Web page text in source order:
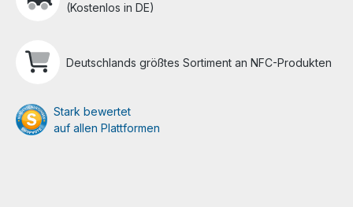
(Kostenlos in DE)
Deutschlands größtes Sortiment an NFC-Produkten
Stark bewertet
auf allen Plattformen